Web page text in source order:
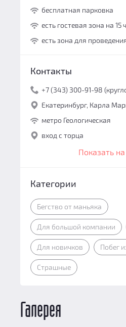
бесплатная парковка
есть гостевая зона на 15
есть зона для
Контакты
+7 (343) 300-91-98
Екатеринбург, Карла
метро Геологическая
вход с торца
Показать
Категории
Бегство от маньяка
Для большой компании
Для новичков Побег
Страшные
Галерея